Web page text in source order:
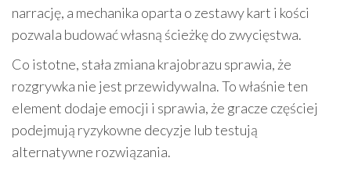
narrację, a mechanika oparta o zestawy kart i kości
pozwala budować własną ścieżkę do zwycięstwa.
Co istotne, stała zmiana krajobrazu sprawia, że
rozgrywka nie jest przewidywalna. To właśnie ten
element dodaje emocji i sprawia, że gracze częściej
podejmują ryzykowne decyzje lub testują
alternatywne rozwiązania.